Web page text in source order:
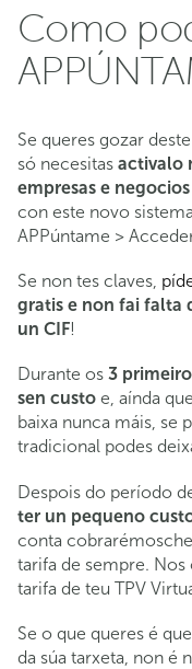
Como
Se queres gozar
só necesitas activalo
empresas e negocios
con este novo
APPúntame >
Se non tes claves,
gratis e non fai falta
un CIF!
Durante os 3
sen custo e, aínda
baixa nunca máis, se
tradicional podes
Despois do período
ter un pequeno
conta
tarifa de sempre.
tarifa de teu TPV
Se o que queres é
da súa tarxeta, non é